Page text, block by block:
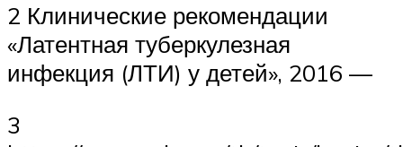
2 Клинические рекомендации
«Латентная туберкулезная
инфекция (ЛТИ) у детей», 2016 —
3